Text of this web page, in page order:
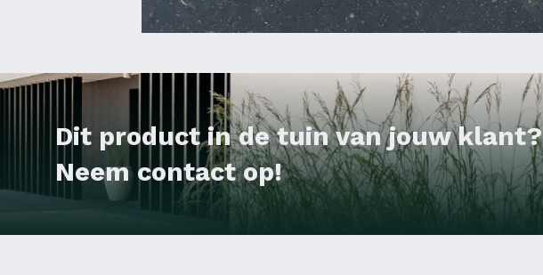
Dit product in de tuin van jouw klant?
Neem contact op!